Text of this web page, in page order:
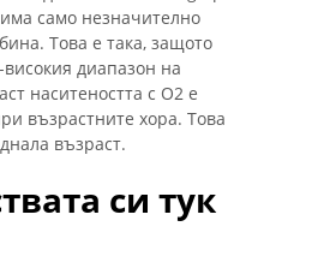
само незначително
Това е така, защото
диапазон на
наситеността с O2 е
възрастните хора. Това
възраст.
си тук